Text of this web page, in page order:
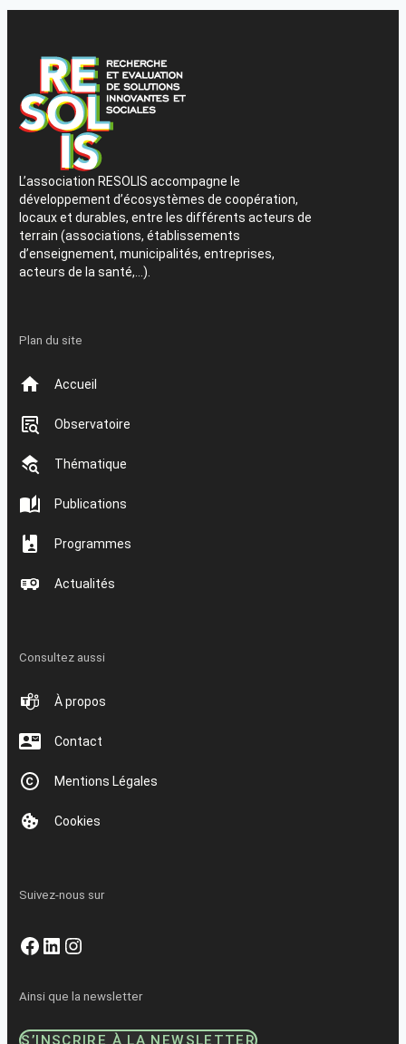
L’association RESOLIS accompagne le
développement d’écosystèmes de coopération,
locaux et durables, entre les différents acteurs de
terrain (associations, établissements
d’enseignement, municipalités, entreprises,
acteurs de la santé,…).
Plan du site
Accueil
Observatoire
Thématique
Publications
Programmes
Actualités
Consultez aussi
À propos
Contact
Mentions Légales
Cookies
Suivez-nous sur
Facebook
LinkedIn
Instagram
Ainsi que la newsletter
S’INSCRIRE À LA NEWSLETTER